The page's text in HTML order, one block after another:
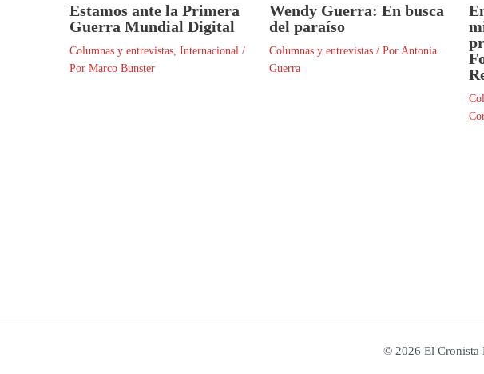
Estamos ante la Primera
Guerra Mundial Digital
Columnas y entrevistas Internacional /
Por Marco Bunster
Wendy Guerra: En busca
del paraíso
Columnas y entrevistas / Por Antonia
Guerra
© 2026 El Cronista